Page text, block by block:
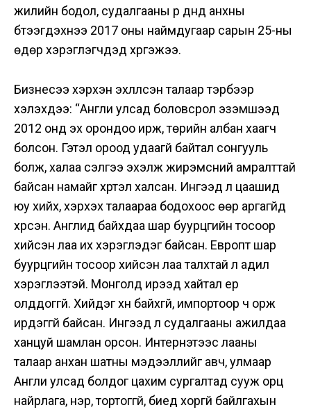
жилийн бодол, судалгааны үр дүнд анхны
бүтээгдэхүүнээ 2017 оны наймдугаар сарын 25-ны
өдөр хэрэглэгчдэд хүргэжээ.
Бизнесээ хэрхэн эхлүүлсэн талаар тэрбээр
хэлэхдээ: “Англи улсад боловсрол эзэмшээд
2012 онд эх орондоо ирж, төрийн албан хаагч
болсон. Гэтэл ороод удаагүй байтал сонгууль
болж, халаа сэлгээ эхэлж жирэмсний амралттай
байсан намайг хүртэл халсан. Ингээд л цаашид
юу хийх, хэрхэх талаараа бодохоос өөр аргагүйд
хүрсэн. Англид байхдаа шар буурцгийн тосоор
хийсэн лаа их хэрэглэдэг байсан. Европт шар
буурцгийн тосоор хийсэн лаа талхтай л адил
хэрэглээтэй. Монголд ирээд хайтал ер
олддоггүй. Хийдэг хүн байхгүй, импортоор ч орж
ирдэггүй байсан. Ингээд л судалгааны ажилдаа
ханцуй шамлан орсон. Интернэтээс лааны
талаар анхан шатны мэдээллийг авч, улмаар
Англи улсад болдог цахим сургалтад сууж орц
найрлага, үнэр, тортоггүй, биед хоргүй байлгахын